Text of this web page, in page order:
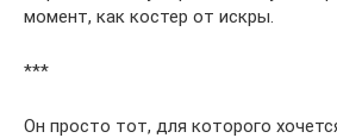
момент, как костер от искры.
***
Он просто тот, для которого